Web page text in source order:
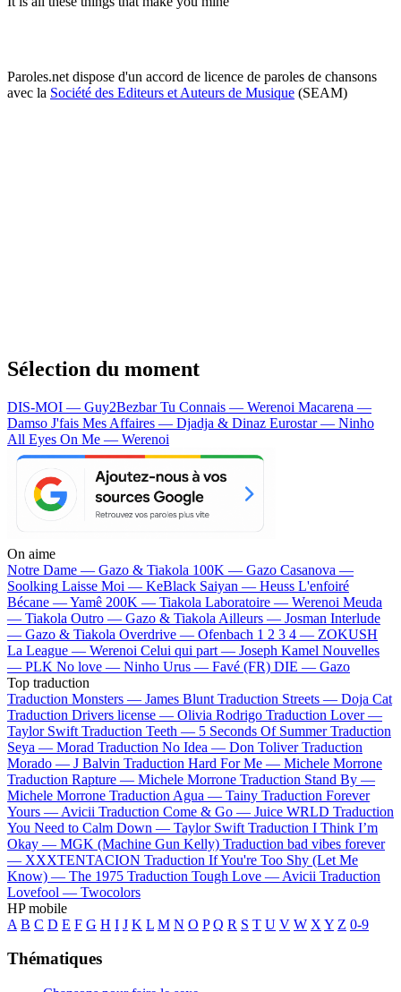
Paroles.net dispose d'un accord de licence de paroles de chansons
avec la Société des Editeurs et Auteurs de Musique (SEAM)
Sélection du moment
DIS-MOI — Guy2BezbarTu Connais — Werenoi Macarena —
Damso J'fais Mes Affaires — Djadja & Dinaz Eurostar — Ninho
All Eyes On Me — Werenoi
On aime
Notre Dame — Gazo & Tiakola 100K — Gazo Casanova —
Soolking Laisse Moi — KeBlack Saiyan — Heuss L'enfoiré
Bécane —Yamê 200K — Tiakola Laboratoire — Werenoi Meuda
— Tiakola Outro — Gazo & Tiakola Ailleurs — Josman Interlude
— Gazo & Tiakola Overdrive — Ofenbach 1 2 3 4 — ZOKUSH
La League — Werenoi Celui qui part — Joseph Kamel Nouvelles
— PLK No love — Ninho Urus — Favé (FR) DIE — Gazo
Top traduction
Traduction Monsters — James Blunt Traduction Streets — Doja Cat
Traduction Drivers license — Olivia Rodrigo Traduction Lover —
Taylor Swift Traduction Teeth — 5 Seconds Of Summer Traduction
Seya — Morad Traduction No Idea — Don Toliver Traduction
Morado — J Balvin Traduction Hard For Me — Michele Morrone
Traduction Rapture — Michele Morrone Traduction Stand By —
Michele Morrone Traduction Agua — Tainy Traduction Forever
Yours — Avicii Traduction Come & Go — Juice WRLD Traduction
You Need to Calm Down — Taylor Swift Traduction I Think I’m
Okay — MGK (Machine Gun Kelly) Traduction bad vibes forever
— XXXTENTACION Traduction If You're Too Shy (Let Me
Know) — The 1975 Traduction Tough Love — Avicii Traduction
Lovefool — Twocolors
HP mobile
A B C D E F G H I J K L M N O P Q R S T U V W X Y Z 0-9
Thématiques